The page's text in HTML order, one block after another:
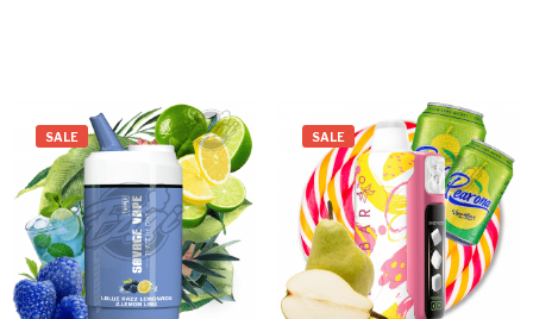
SALE SALE